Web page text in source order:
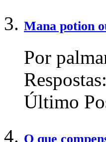
Mana potion
Por
Respostas:
Último
O que